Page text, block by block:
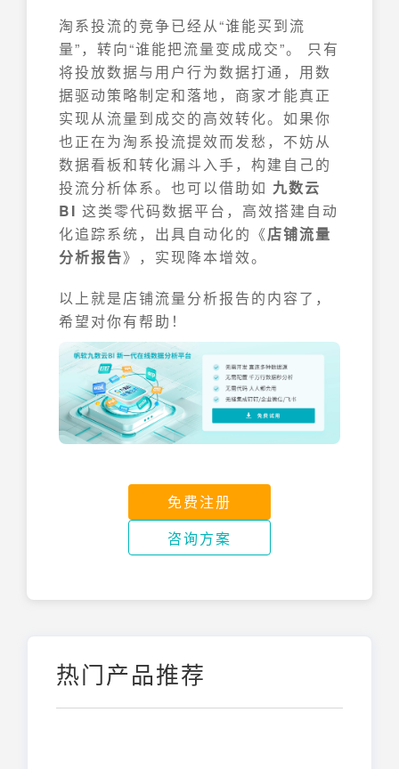
淘系投流的竞争已经从“谁能买到流
量”，转向“谁能把流量变成成交”。 只有
将投放数据与用户行为数据打通，用数
据驱动策略制定和落地，商家才能真正
实现从流量到成交的高效转化。如果你
也正在为淘系投流提效而发愁，不妨从
数据看板和转化漏斗入手，构建自己的
投流分析体系。也可以借助如 九数云
BI 这类零代码数据平台，高效搭建自动
化追踪系统，出具自动化的《店铺流量
分析报告》，实现降本增效。
以上就是店铺流量分析报告的内容了，
希望对你有帮助！
免费注册
咨询方案
热门产品推荐